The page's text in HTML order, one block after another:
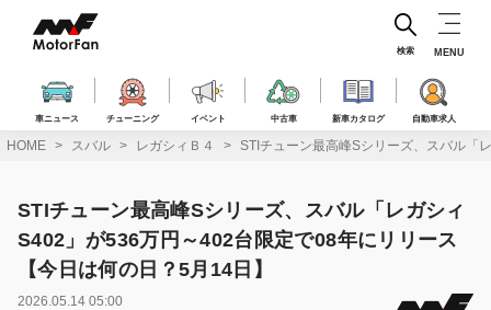
ス
車ニュース チューニング イベント 中古車 新車カタログ 自動車求人
検索 MENU
HOME スバル レガシィＢ４ STIチューン最高峰Sシリーズ、スバル「
STIチューン最高峰Sシリーズ、スバル「レガシィ
S402」が536万円～402台限定で08年にリリース
【今日は何の日？5月14日】
2026.05.14 05:00